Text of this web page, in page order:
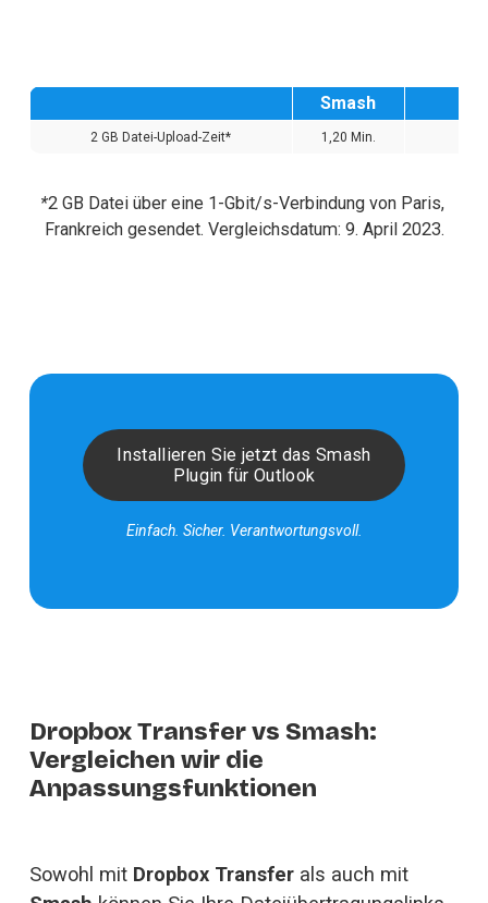
Smash
2 GB Datei-Upload-Zeit* 1,20 Min.
*2 GB Datei über eine 1-Gbit/s-Verbindung von Paris,
Frankreich gesendet. Vergleichsdatum: 9. April 2023.
Installieren Sie jetzt das Smash
Plugin für Outlook
Einfach. Sicher. Verantwortungsvoll.
Dropbox Transfer vs Smash:
Vergleichen wir die
Anpassungsfunktionen
Sowohl mit Dropbox Transfer
als auch mit